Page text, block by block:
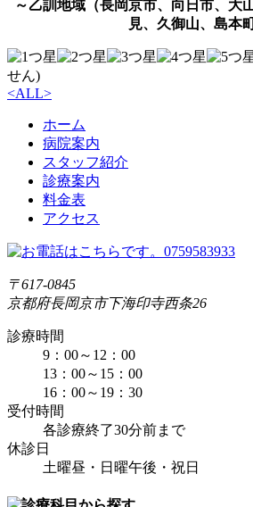
～乙訓地域（長岡京市、向日市、大
見、久御山、島本
せん)
<ALL>
ホーム
病院案内
スタッフ紹介
診療案内
料金表
アクセス
〒617-0845
京都府長岡京市下海印寺西条26
診療時間
9：00～12：00
13：00～15：00
16：00～19：30
受付時間
各診療終了30分前まで
休診日
土曜昼・日曜午後・祝日